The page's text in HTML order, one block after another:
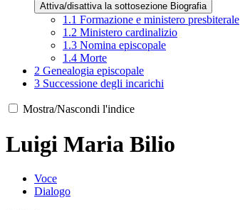
Attiva/disattiva la sottosezione Biografia
1.1 Formazione e ministero presbiterale
1.2 Ministero cardinalizio
1.3 Nomina episcopale
1.4 Morte
2 Genealogia episcopale
3 Successione degli incarichi
Mostra/Nascondi l'indice
Luigi Maria Bilio
Voce
Dialogo